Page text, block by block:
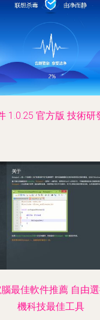
1.0.25 官方版 技術研
最佳軟件推薦 自由
機科技最佳工具